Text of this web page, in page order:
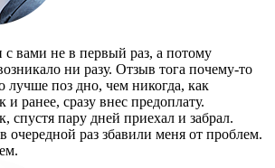
с вами не в первый раз, а потому
ни разу. Отзыв тога почему-то
лучше поз дно, чем никогда, как
и ранее, сразу внес предоплату.
спустя пару дней приехал и забрал.
очередной раз збавили меня от проблем.